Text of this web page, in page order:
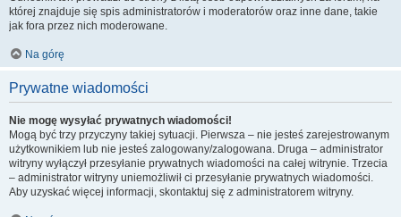
której znajduje się spis administratorów i moderatorów oraz inne dane, takie
jak fora przez nich moderowane.
Na górę
Prywatne wiadomości
Nie mogę wysyłać prywatnych wiadomości!
Mogą być trzy przyczyny takiej sytuacji. Pierwsza – nie jesteś zarejestrowanym
użytkownikiem lub nie jesteś zalogowany/zalogowana. Druga – administrator
witryny wyłączył przesyłanie prywatnych wiadomości na całej witrynie. Trzecia
– administrator witryny uniemożliwił ci przesyłanie prywatnych wiadomości.
Aby uzyskać więcej informacji, skontaktuj się z administratorem witryny.